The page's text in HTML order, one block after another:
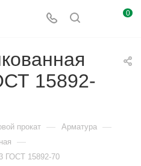
0
15892-
прокат — Арматура —
—
ГОСТ 15892-70